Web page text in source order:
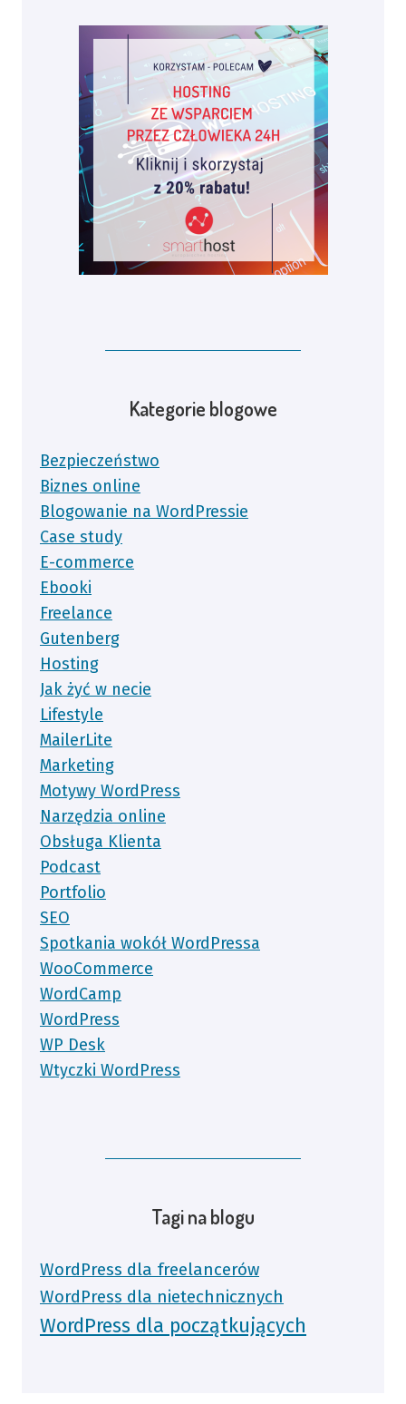
Kategorie blogowe
Bezpieczeństwo
Biznes online
Blogowanie na WordPressie
Case study
E-commerce
Ebooki
Freelance
Gutenberg
Hosting
Jak żyć w necie
Lifestyle
MailerLite
Marketing
Motywy WordPress
Narzędzia online
Obsługa Klienta
Podcast
Portfolio
SEO
Spotkania wokół WordPressa
WooCommerce
WordCamp
WordPress
WP Desk
Wtyczki WordPress
Tagi na blogu
WordPress dla freelancerów
WordPress dla nietechnicznych
WordPress dla początkujących